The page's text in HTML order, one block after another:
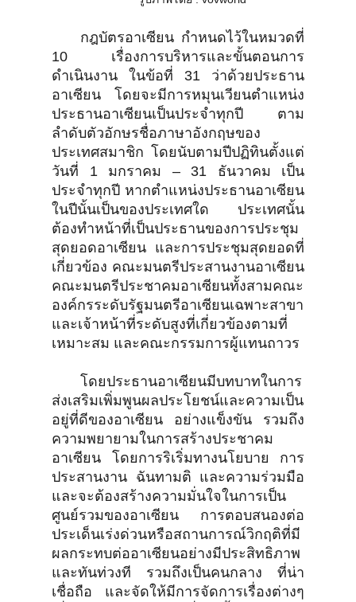
กฎบัตรอาเซียน กำหนดไว้ในหมวดที่
10 เรื่องการบริหารและขั้นตอนการ
ดำเนินงาน ในข้อที่ 31 ว่าด้วยประธาน
อาเซียน โดยจะมีการหมุนเวียนตำแหน่ง
ประธานอาเซียนเป็นประจำทุกปี ตาม
ลำดับตัวอักษรชื่อภาษาอังกฤษของ
ประเทศสมาชิก โดยนับตามปีปฏิทินตั้งแต่
วันที่ 1 มกราคม – 31 ธันวาคม เป็น
ประจำทุกปี หากตำแหน่งประธานอาเซียน
ในปีนั้นเป็นของประเทศใด ประเทศนั้น
ต้องทำหน้าที่เป็นประธานของการประชุม
สุดยอดอาเซียน และการประชุมสุดยอดที่
เกี่ยวข้อง คณะมนตรีประสานงานอาเซียน
คณะมนตรีประชาคมอาเซียนทั้งสามคณะ
องค์กรระดับรัฐมนตรีอาเซียนเฉพาะสาขา
และเจ้าหน้าที่ระดับสูงที่เกี่ยวข้องตามที่
เหมาะสม และคณะกรรมการผู้แทนถาวร
โดยประธานอาเซียนมีบทบาทในการ
ส่งเสริมเพิ่มพูนผลประโยชน์และความเป็น
อยู่ที่ดีของอาเซียน อย่างแข็งขัน รวมถึง
ความพยายามในการสร้างประชาคม
อาเซียน โดยการริเริ่มทางนโยบาย การ
ประสานงาน ฉันทามติ และความร่วมมือ
และจะต้องสร้างความมั่นใจในการเป็น
ศูนย์รวมของอาเซียน การตอบสนองต่อ
ประเด็นเร่งด่วนหรือสถานการณ์วิกฤติที่มี
ผลกระทบต่ออาเซียนอย่างมีประสิทธิภาพ
และทันท่วงที รวมถึงเป็นคนกลาง ที่น่า
เชื่อถือ และจัดให้มีการจัดการเรื่องต่างๆ